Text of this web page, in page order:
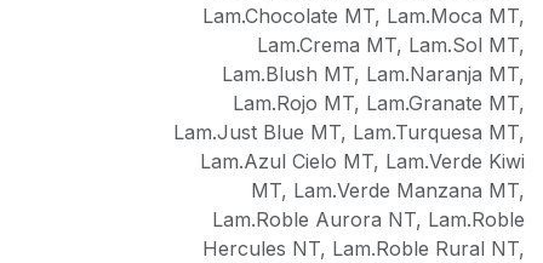
Lam.Chocolate MT, Lam.Moca MT,
Lam.Crema MT, Lam.Sol MT,
Lam.Blush MT, Lam.Naranja MT,
Lam.Rojo MT, Lam.Granate MT,
Lam.Just Blue MT, Lam.Turquesa MT,
Lam.Azul Cielo MT, Lam.Verde Kiwi
MT, Lam.Verde Manzana MT,
Lam.Roble Aurora NT, Lam.Roble
Hercules NT, Lam.Roble Rural NT,